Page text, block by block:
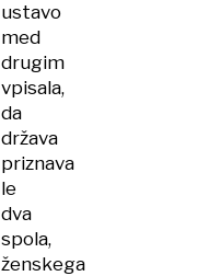
ustavo
med
drugim
vpisala,
da
država
priznava
le
dva
spola,
ženskega